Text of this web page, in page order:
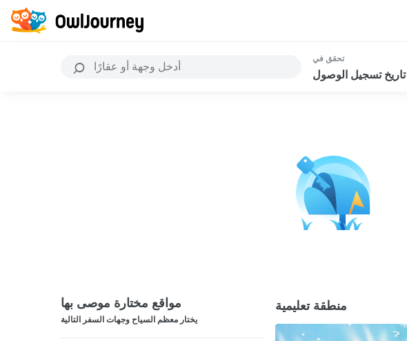
تحقق في
تاريخ تسجيل الوصول
مواقع مختارة موصى بها
يختار معظم السياح وجهات السفر التالية
منطقة تعليمية